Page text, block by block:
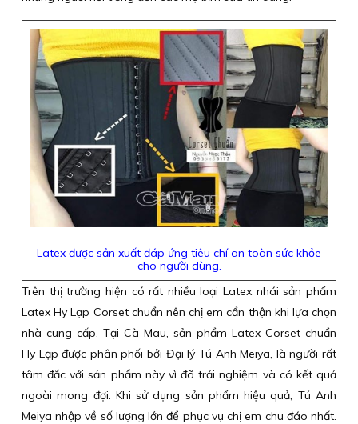
Latex được sản xuất đáp ứng tiêu chí an toàn sức khỏe
cho người dùng.
Trên thị trường hiện có rất nhiều loại Latex nhái sản phẩm
Latex Hy Lạp Corset chuẩn nên chị em cẩn thận khi lựa chọn
nhà cung cấp. Tại Cà Mau, sản phẩm Latex Corset chuẩn
Hy Lạp được phân phối bởi Đại lý Tú Anh Meiya, là người rất
tâm đắc với sản phẩm này vì đã trải nghiệm và có kết quả
ngoài mong đợi. Khi sử dụng sản phẩm hiệu quả, Tú Anh
Meiya nhập về số lượng lớn để phục vụ chị em chu đáo nhất.